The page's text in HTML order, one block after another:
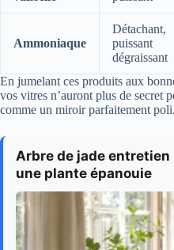
Ammoniaque
Détachant,
puissant
dégraissant
En jumelant ces produits aux
vos vitres n’auront plus de secret
comme un miroir parfaitement poli.
Arbre de jade
une plante épanouie